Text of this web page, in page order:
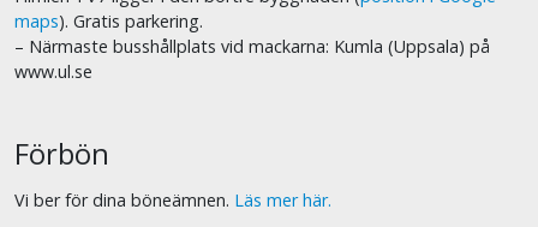
maps). Gratis parkering.
– Närmaste busshållplats vid mackarna: Kumla (Uppsala) på
www.ul.se
Förbön
Vi ber för dina böneämnen. Läs mer här.